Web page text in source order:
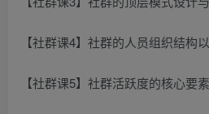
【社群课4】社群的人员组织结构
【社群课5】社群活跃度的核心要素